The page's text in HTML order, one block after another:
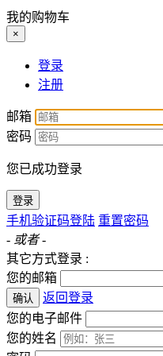
我的购物车
×
登录
注册
邮箱
密码
您已成功登录
登录
手机验证码登陆 重置密码
- 或者 -
其它方式登录 :
您的邮箱
确认
返回登录
您的电子邮件
您的姓名